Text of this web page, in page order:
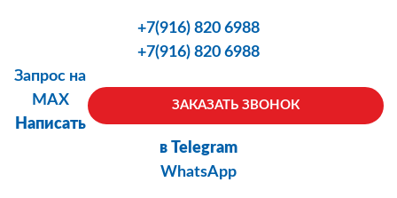
+7(916) 820 6988
+7(916) 820 6988
ЗАКАЗАТЬ ЗВОНОК
Запрос на
MAX
Написать
в Telegram
WhatsApp